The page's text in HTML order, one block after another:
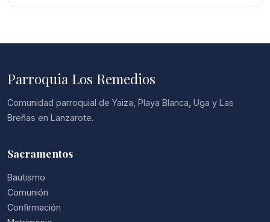
Parroquia Los Remedios
Comunidad parroquial de Yaiza, Playa Blanca, Uga y Las
Breñas en Lanzarote.
Sacramentos
Bautismo
Comunión
Confirmación